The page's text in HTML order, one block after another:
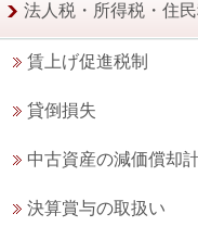
法人税・所得税・住
賃上げ促進税制
貸倒損失
中古資産の減価償却
決算賞与の取扱い